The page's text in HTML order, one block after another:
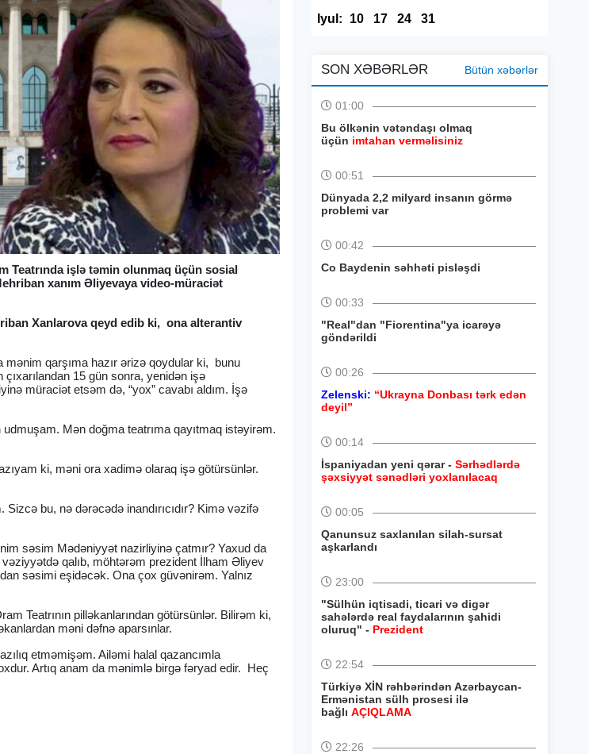
Teatrında işlə təmin olunmaq üçün sosial
xanım Əliyevaya video-müraciət
Xanlarova qeyd edib ki, ona alterantiv
mənim qarşıma hazır ərizə qoydular ki, bunu
15 gün sonra, yenidən işə
müraciət etsəm də, “yox” cavabı aldım. İşə
Mən doğma teatrıma qayıtmaq istəyirəm.
ki, məni ora xadimə olaraq işə götürsünlər.
bu, nə dərəcədə inandırıcıdır? Kimə vəzifə
səsim Mədəniyyət nazirliyinə çatmır? Yaxud da
qalıb, möhtərəm prezident İlham Əliyev
səsimi eşidəcək. Ona çox güvənirəm. Yalnız
Teatrının pilləkanlarından götürsünlər. Bilirəm ki,
məni dəfnə aparsınlar.
etməmişəm. Ailəmi halal qazancımla
Artıq anam da mənimlə birgə fəryad edir. Heç
Iyul:
10 17 24 31
SON XƏBƏRLƏR Bütün xəbərlər
01:00
Bu ölkənin vətəndaşı olmaq
üçün imtahan verməlisiniz
00:51
Dünyada 2,2 milyard insanın görmə
problemi var
00:42
Co Baydenin səhhəti pisləşdi
00:33
"Real"dan "Fiorentina"ya icarəyə
göndərildi
00:26
Zelenski: “Ukrayna Donbası tərk edən
deyil”
00:14
İspaniyadan yeni qərar - Sərhədlərdə
şəxsiyyət sənədləri yoxlanılacaq
00:05
Qanunsuz saxlanılan silah-sursat
aşkarlandı
23:00
"Sülhün iqtisadi, ticari və digər
sahələrdə real faydalarının şahidi
oluruq" - Prezident
22:54
Türkiyə XİN rəhbərindən Azərbaycan-
Ermənistan sülh prosesi ilə
bağlı AÇIQLAMA
22:26